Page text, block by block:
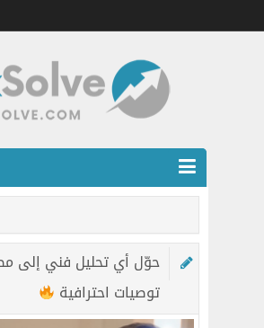
شركات الفوركس المرخصه
العضويه الذهبيه VIP
كتب
اتصل بنا
حوّل أي تحليل فني إلى
توصيات احترافية